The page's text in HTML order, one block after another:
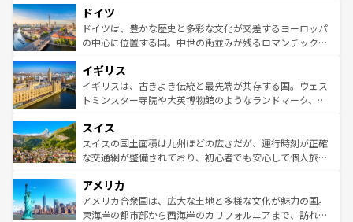
せる。地方によって風土や気候が異なるスペインはその個
性で訪れる人を魅了する。 なお、新着のスペイン情報は コ
ンテンツ一覧を参照してほしい。
で、幅広い魅力が詰まっている。華麗な宮殿、歴史的な大
聖堂、美しいビーチ、そして豊かな自然が、訪れる者を心
から魅了する。また、フランスは美食の国としても知ら
いる。シャンパンの発祥地であるランス、プロヴァンスの
香り高いラベンダー畑など、多彩な楽しみ方が可能だ。さ
らに、パリ以外の地域にも魅力が溢れており、どの街角に
れる地方に足を運ぶとそれぞれで全く異なる文化を体験で
きるだろう。 なお、新着のフランス情報はコンテンツ一覧
を参照してほしい。
ドイツ
ドイツは、豊かな歴史と多彩な文化が交差するヨーロッパ
の中心に位置する国。中世の街並みが残るロマンチック街
顔を持つこの国は、どこを歩いても飽きることがない。ベ
ルリンの文化的活気、バイエルン州のアルプスの絶景、そ
してライン川沿いのワイン畑といった風景は必見。ビール
は、お酒好きな人にはぜひ体験してほしい。 なお、新着の
ドイツ情報はコンテンツ一覧を参照してほしい。
イギリス
イギリスは、古きよき伝統と最先端が共存する国。ウェス
トミンスター寺院や大英博物館のようなランドマーク、歴
リアごとに異なる魅力がある。また、優雅なアフタヌーン
ティー、ビール好きにはたまらない英国パブ、サッカー観
戦など、本場だからこそできる体験も豊富。イギリスを旅
ンツ一覧を参照してほしい。
スイス
スイスの国土面積は九州ほどの広さだが、運行時刻が正確
な交通網が整備されており、初心者でも安心して個人旅行
の建物がそのまま残る町や、スイスならではのユニークな
博物館もあり、アルプス観光だけでなく町歩きも満喫する
ことができる。国民の所得が高いため物価も高いが、旅行
アメリカ
アメリカ合衆国は、広大な土地と多様な文化が魅力の国。
東海岸の都市部から西海岸のカリフォルニアまで、訪れる